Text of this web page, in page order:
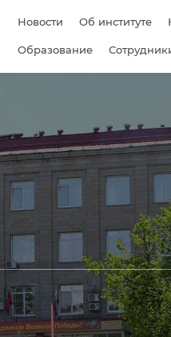
Новости Об институте
Образование